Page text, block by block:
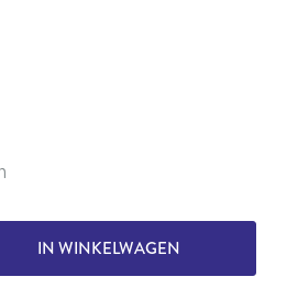
IN WINKELWAGEN